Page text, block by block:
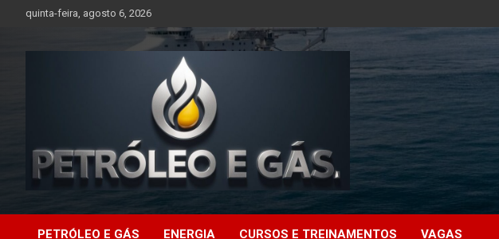
quinta-feira, agosto 6, 2026
Petróleo e Gás |
PETRÓLEO E GÁS ENERGIA CURSOS E TREINAMENTOS VAGAS